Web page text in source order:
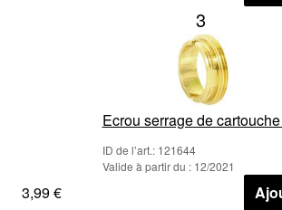
3
Ecrou serrage de
ID de l’art.: 121644
Valide à partir du : 12/2021
3,99 €